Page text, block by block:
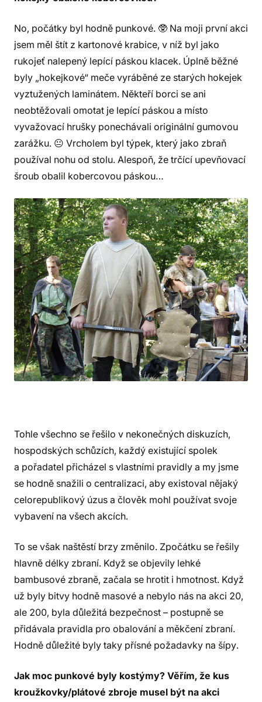
No, počátky byl hodně punkové. 🥸 Na moji první akci
jsem měl štít z kartonové krabice, v níž byl jako
rukojeť nalepený lepící páskou klacek. Úplně běžné
byly „hokejkové“ meče vyráběné ze starých hokejek
vyztužených laminátem. Někteří borci se ani
neobtěžovali omotat je lepící páskou a místo
vyvažovací hrušky ponechávali originální gumovou
zarážku. 😐 Vrcholem byl týpek, který jako zbraň
používal nohu od stolu. Alespoň, že trčící upevňovací
šroub obalil kobercovou páskou…
Tohle všechno se řešilo v nekonečných diskuzích,
hospodských schůzích, každý existující spolek
a pořadatel přicházel s vlastními pravidly a my jsme
se hodně snažili o centralizaci, aby existoval nějaký
celorepublikový úzus a člověk mohl používat svoje
vybavení na všech akcích.
To se však naštěstí brzy změnilo. Zpočátku se řešily
hlavně délky zbraní. Když se objevily lehké
bambusové zbraně, začala se hrotit i hmotnost. Když
už byly bitvy hodně masové a nebylo nás na akci 20,
ale 200, byla důležitá bezpečnost – postupně se
přidávala pravidla pro obalování a měkčení zbraní.
Hodně důležité byly taky přísné požadavky na šípy.
Jak moc punkové byly kostýmy? Věřím, že kus
kroužkovky/plátové zbroje musel být na akci